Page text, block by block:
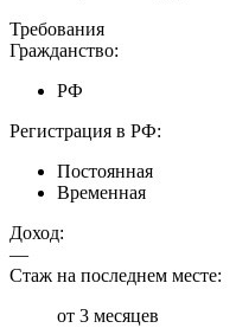
Требования
Гражданство:
РФ
Регистрация в РФ:
Постоянная
Временная
Доход:
—
Стаж на последнем месте:
от 3 месяцев